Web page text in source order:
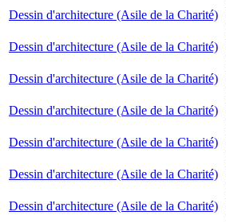
Dessin d'architecture (Asile de la Charité)
Dessin d'architecture (Asile de la Charité)
Dessin d'architecture (Asile de la Charité)
Dessin d'architecture (Asile de la Charité)
Dessin d'architecture (Asile de la Charité)
Dessin d'architecture (Asile de la Charité)
Dessin d'architecture (Asile de la Charité)